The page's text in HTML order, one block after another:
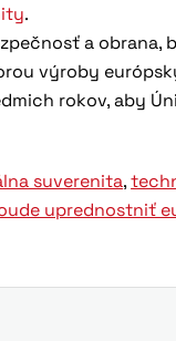
.
a obrana,
výroby
rokov, aby
suverenita,
uprednostniť